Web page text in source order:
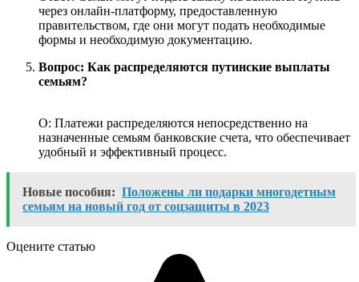
через онлайн-платформу, предоставленную
правительством, где они могут подать необходимые
формы и необходимую документацию.
Вопрос: Как распределяются путинские выплаты
семьям?
О: Платежи распределяются непосредственно на
назначенные семьям банковские счета, что обеспечивает
удобный и эффективный процесс.
Новые пособия: Положены ли подарки многодетным
семьям на новый год от соцзащиты в 2023
Оцените статью